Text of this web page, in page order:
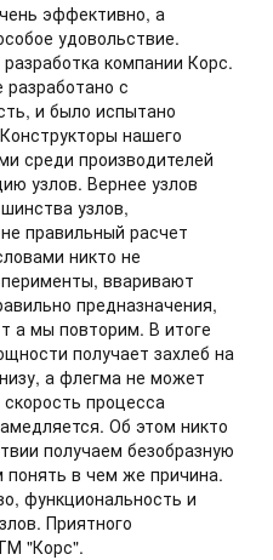
эффективно, а
удовольствие.
компании Корс.
разработано с
и было испытано
нашего
среди производителей
узлов. Вернее узлов
узлов,
правильный расчет
никто не
вваривают
предназначения,
а мы повторим. В итоге
получает захлеб на
а флегма не может
процесса
Об этом никто
получаем безобразную
в чем же причина.
функциональность и
Приятного
"Корс".